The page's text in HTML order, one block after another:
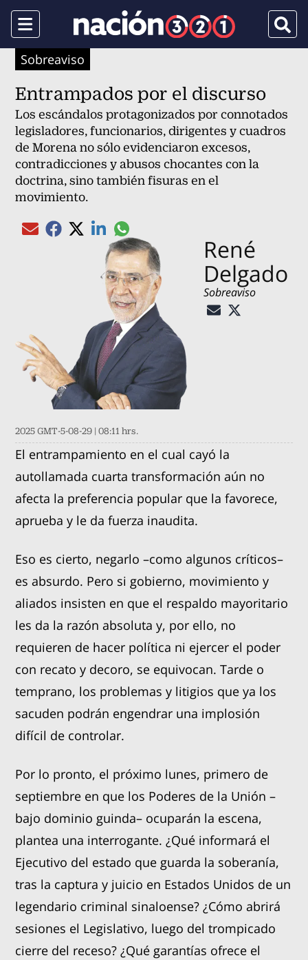
Menu
Sobreaviso
Entrampados por el discurso
Los escándalos protagonizados por connotados
legisladores, funcionarios, dirigentes y cuadros
de Morena no sólo evidenciaron excesos,
contradicciones y abusos chocantes con la
doctrina, sino también fisuras en el
movimiento.
Compartir el artículo actual mediante Email
Compartir el artículo actual mediante Facebook
Compartir el artículo actual mediante Twitter
Compartir el artículo actual mediante
Compartir el artículo actual mediante
René
Delgado
Sobreaviso
2025 GMT-5-08-29 | 08:11 hrs.
El entrampamiento en el cual cayó la
autollamada cuarta transformación aún no
afecta la preferencia popular que la favorece,
aprueba y le da fuerza inaudita.
Eso es cierto, negarlo –como algunos críticos–
es absurdo. Pero si gobierno, movimiento y
aliados insisten en que el respaldo mayoritario
les da la razón absoluta y, por ello, no
requieren de hacer política ni ejercer el poder
con recato y decoro, se equivocan. Tarde o
temprano, los problemas y litigios que ya los
sacuden podrán engendrar una implosión
difícil de controlar.
Por lo pronto, el próximo lunes, primero de
septiembre en que los Poderes de la Unión –
bajo dominio guinda– ocuparán la escena,
plantea una interrogante. ¿Qué informará el
Ejecutivo del estado que guarda la soberanía,
tras la captura y juicio en Estados Unidos de un
legendario criminal sinaloense? ¿Cómo abrirá
sesiones el Legislativo, luego del trompicado
cierre del receso? ¿Qué garantías ofrece el